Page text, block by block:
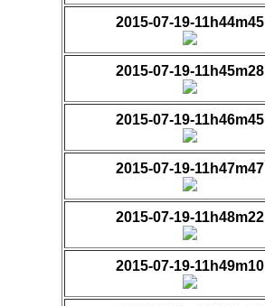
2015-07-19-11h44m45
2015-07-19-11h45m28
2015-07-19-11h46m45
2015-07-19-11h47m47
2015-07-19-11h48m22
2015-07-19-11h49m10